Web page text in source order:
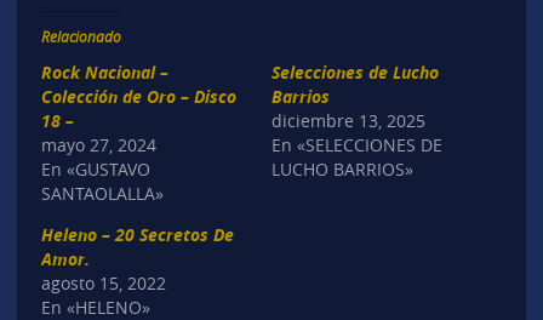
Relacionado
Rock Nacional –
Colección de Oro – Disco
18 –
mayo 27, 2024
En «GUSTAVO
SANTAOLALLA»
Selecciones de Lucho
Barrios
diciembre 13, 2025
En «SELECCIONES DE
LUCHO BARRIOS»
Heleno – 20 Secretos De
Amor.
agosto 15, 2022
En «HELENO»